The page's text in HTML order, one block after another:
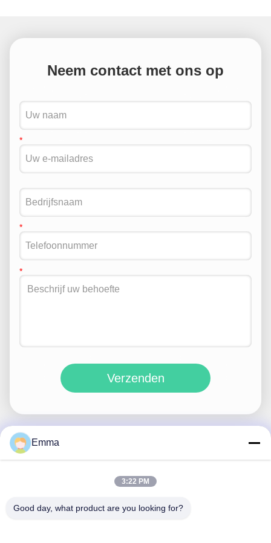
Neem contact met ons op
Verzenden
No. 280 WanXing Road, Longhu Avenue, Industrial East
Emma
3:22 PM
Good day, what product are you looking for?